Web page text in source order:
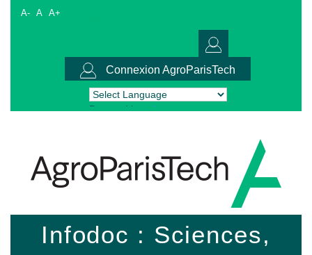
A- A A+
Connexion AgroParisTech
Powered by Translate
Infodoc : Sciences,